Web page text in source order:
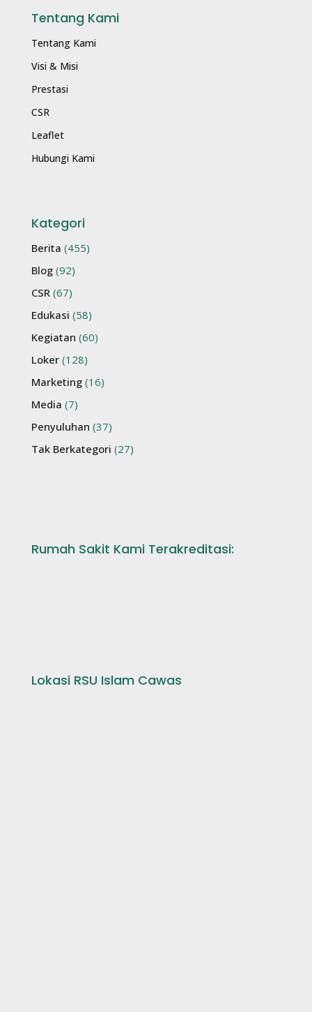
Tentang Kami
Tentang Kami
Visi & Misi
Prestasi
CSR
Leaflet
Hubungi Kami
Kategori
Berita (455)
Blog (92)
CSR (67)
Edukasi (58)
Kegiatan (60)
Loker (128)
Marketing (16)
Media (7)
Penyuluhan (37)
Tak Berkategori (27)
Rumah Sakit Kami Terakreditasi:
Lokasi RSU Islam Cawas